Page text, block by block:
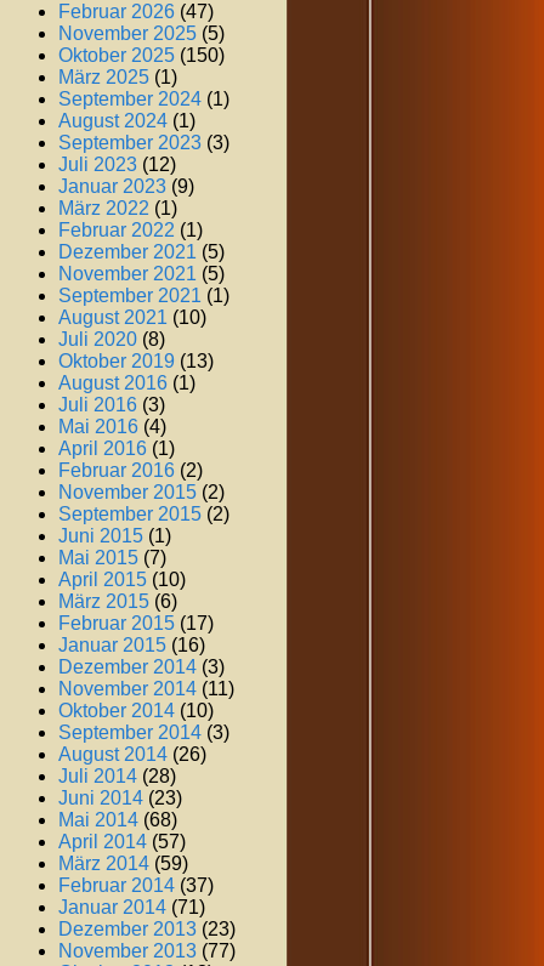
Februar 2026 (47)
November 2025 (5)
Oktober 2025 (150)
März 2025 (1)
September 2024 (1)
August 2024 (1)
September 2023 (3)
Juli 2023 (12)
Januar 2023 (9)
März 2022 (1)
Februar 2022 (1)
Dezember 2021 (5)
November 2021 (5)
September 2021 (1)
August 2021 (10)
Juli 2020 (8)
Oktober 2019 (13)
August 2016 (1)
Juli 2016 (3)
Mai 2016 (4)
April 2016 (1)
Februar 2016 (2)
November 2015 (2)
September 2015 (2)
Juni 2015 (1)
Mai 2015 (7)
April 2015 (10)
März 2015 (6)
Februar 2015 (17)
Januar 2015 (16)
Dezember 2014 (3)
November 2014 (11)
Oktober 2014 (10)
September 2014 (3)
August 2014 (26)
Juli 2014 (28)
Juni 2014 (23)
Mai 2014 (68)
April 2014 (57)
März 2014 (59)
Februar 2014 (37)
Januar 2014 (71)
Dezember 2013 (23)
November 2013 (77)